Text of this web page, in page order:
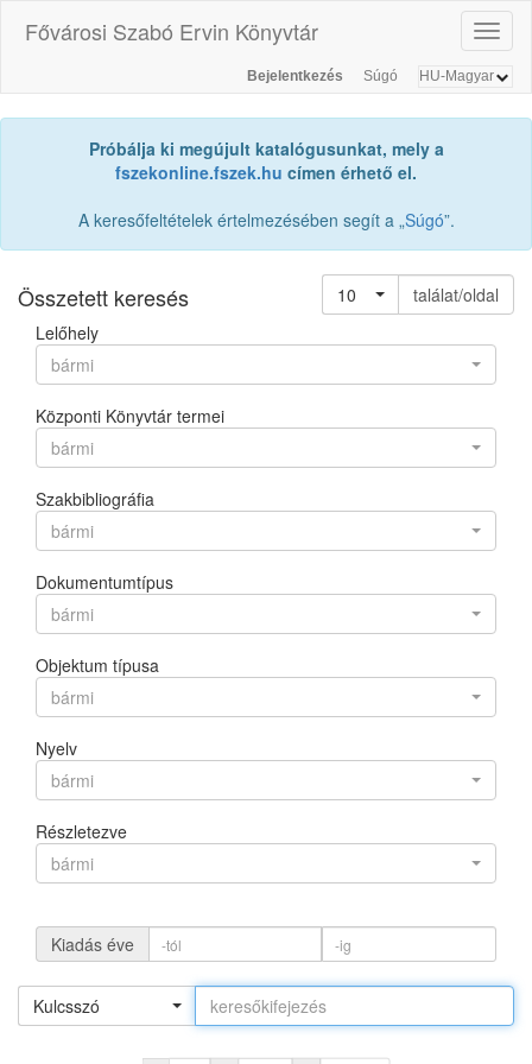
Fővárosi Szabó Ervin Könyvtár
Bejelentkezés Súgó
Próbálja ki megújult katalógusunkat, mely a
fszekonline.fszek.hu címen érhető el.
A keresőfeltételek értelmezésében segít a „Súgó”.
Összetett keresés 10
találat/oldal
Lelőhely
bármi
Központi Könyvtár termei
bármi
Szakbibliográfia
bármi
Dokumentumtípus
bármi
Objektum típusa
bármi
Nyelv
bármi
Részletezve
bármi
Kiadás éve
Kulcsszó